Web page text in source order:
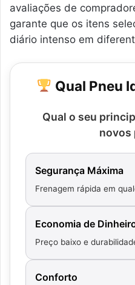
avaliações de
garante que os itens
diário intenso em
Qual Pneu
Qual o seu
novos
Segurança Máxima
Frenagem rápida em
Economia de
Preço baixo e
Conforto